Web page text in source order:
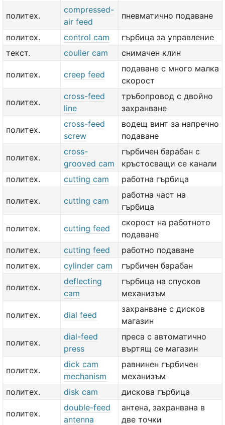
политех.
compressed-
air feed
пневматично подаване
политех. control cam
гърбица за управление
текст.
coulier cam снимачен клин
политех. creep feed
подаване с много малка
скорост
политех.
cross-feed
line
тръбопровод с двойно
захранване
политех.
cross-feed
screw
водещ винт за напречно
подаване
политех.
cross-
grooved cam
гърбичен барабан с
кръстосващи се канали
политех.
cutting cam работна гърбица
политех. cutting cam
работна част на
гърбица
политех. cutting feed
скорост на работното
подаване
политех.
cutting feed
работно подаване
политех.
cylinder cam гърбичен барабан
политех.
deflecting
cam
гърбица на спусков
механизъм
политех. dial feed
захранване с дисков
магазин
политех.
dial-feed
press
преса с автоматично
въртящ се магазин
политех.
dick cam
mechanism
равнинен гърбичен
механизъм
политех.
disk cam дискова гърбица
политех.
double-feed
antenna
антена, захранвана в
две точки